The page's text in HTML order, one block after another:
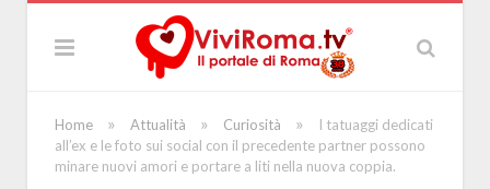
Home » Attualità » Curiosità »
I tatuaggi dedicati
all’ex e le foto sui social con il precedente partner possono
minare nuovi amori e portare a liti nella nuova coppia.